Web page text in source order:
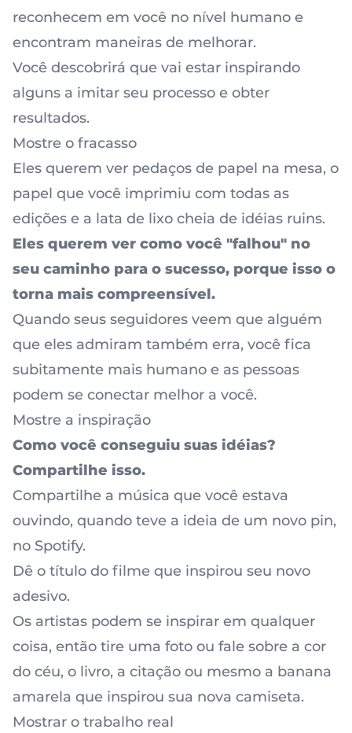
reconhecem em você no nível humano e
encontram maneiras de melhorar.
Você descobrirá que vai estar inspirando
alguns a imitar seu processo e obter
resultados.
Mostre o fracasso
Eles querem ver pedaços de papel na mesa, o
papel que você imprimiu com todas as
edições e a lata de lixo cheia de idéias ruins.
Eles querem ver como você "falhou" no
seu caminho para o sucesso, porque isso o
torna mais compreensível.
Quando seus seguidores veem que alguém
que eles admiram também erra, você fica
subitamente mais humano e as pessoas
podem se conectar melhor a você.
Mostre a inspiração
Como você conseguiu suas idéias?
Compartilhe isso.
Compartilhe a música que você estava
ouvindo, quando teve a ideia de um novo pin,
no Spotify.
Dê o título do filme que inspirou seu novo
adesivo.
Os artistas podem se inspirar em qualquer
coisa, então tire uma foto ou fale sobre a cor
do céu, o livro, a citação ou mesmo a banana
amarela que inspirou sua nova camiseta.
Mostrar o trabalho real